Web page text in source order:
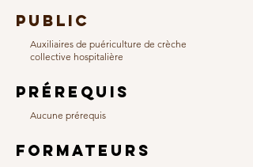
public
Auxiliaires de puériculture de crèche
collective hospitalière
PRérequis
Aucune prérequis
formateurs